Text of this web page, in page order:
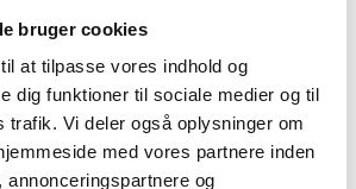
bruger cookies
at tilpasse vores indhold og
dig funktioner til sociale medier og til
trafik. Vi deler også oplysninger om
med vores partnere inden
annonceringspartnere og